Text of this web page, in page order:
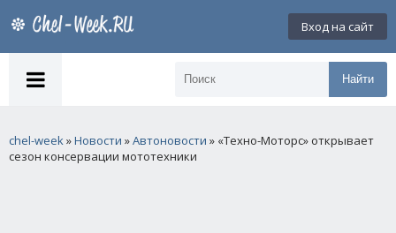
Вход на сайт
Найти
chel-week»Новости »Автоновости » «Техно-Моторс» открывает
сезон консервации мототехники